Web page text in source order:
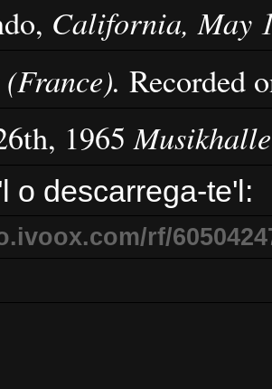
California, May
Recorded
1965
o descarrega-te'l:
rf/